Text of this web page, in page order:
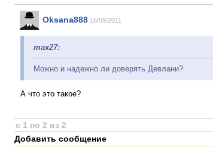
Oksana888 16/09/2011
max27:
Можно и надежно ли доверять Девлани?
А что это такое?
с 1 по 2 из 2
Добавить сообщение